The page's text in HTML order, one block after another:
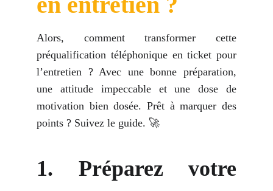
Alors, comment transformer cette
préqualification téléphonique en ticket pour
l’entretien ? Avec une bonne préparation,
une attitude impeccable et une dose de
motivation bien dosée. Prêt à marquer des
points ? Suivez le guide. 🚀
1. Préparez votre